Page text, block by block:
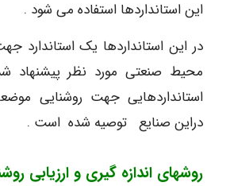
این استانداردها استفاده می شود .
در این استانداردها یک استاندارد
محیط صنعتی مورد نظر
استانداردهایی جهت روشنایی
دراین صنایع توصیه شده است .
روشهای اندازه گیری و ارزیابی